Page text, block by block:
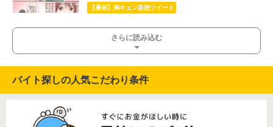
【漫画】胸キュン妄想ツイート
さらに読み込む
バイト探しの人気こだわり条件